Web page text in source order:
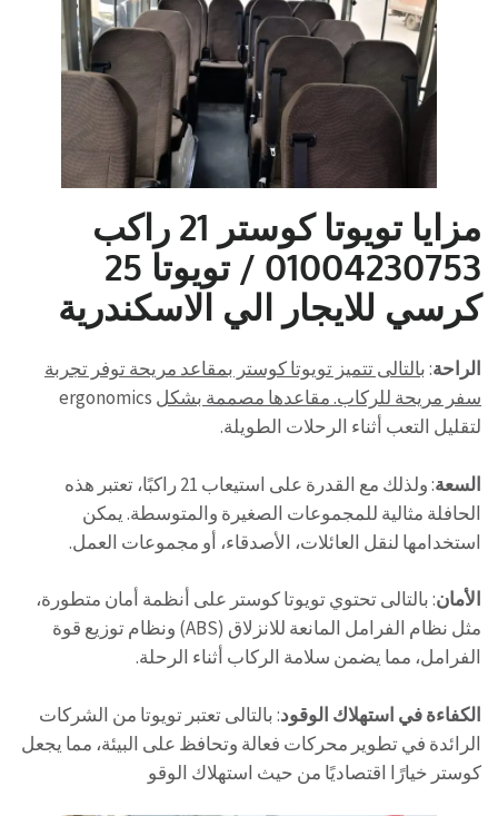
مزايا تويوتا كوستر 21 راكب
01004230753 / تويوتا 25
كرسي للايجار الي الاسكندرية
الراحة:بالتالى تتميز تويوتا كوستر بمقاعد مريحة توفر تجربة
سفر مريحة للركاب. مقاعدها مصممة بشكل ergonomics
لتقليل التعب أثناء الرحلات الطويلة.
السعة
: ولذلك مع القدرة على استيعاب 21 راكبًا، تعتبر هذه
الحافلة مثالية للمجموعات الصغيرة والمتوسطة. يمكن
استخدامها لنقل العائلات، الأصدقاء، أو مجموعات العمل.
الأمان: بالتالى تحتوي تويوتا كوستر على أنظمة أمان متطورة،
مثل نظام الفرامل المانعة للانزلاق (ABS) ونظام توزيع قوة
الفرامل، مما يضمن سلامة الركاب أثناء الرحلة.
الكفاءة في استهلاك الوقود: بالتالى تعتبر تويوتا من الشركات
الرائدة في تطوير محركات فعالة وتحافظ على البيئة، مما يجعل
كوستر خيارًا اقتصاديًا من حيث استهلاك الوقو